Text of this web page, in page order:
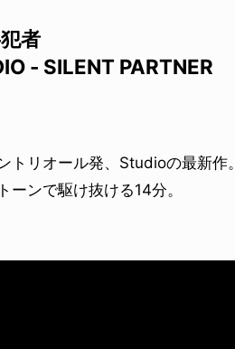
者
- SILENT PARTNER
トリオール発、Studioの最新作。
ーンで駆け抜ける14分。